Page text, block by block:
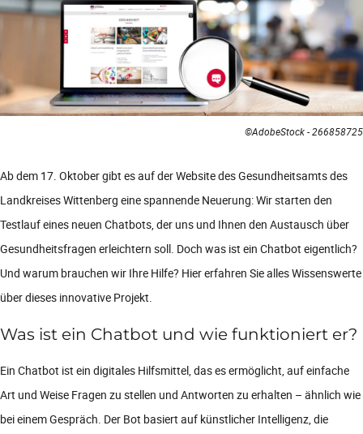
©AdobeStock - 266858725
Ab dem 17. Oktober gibt es auf der Website des Gesundheitsamts des
Landkreises Wittenberg eine spannende Neuerung: Wir starten den
Testlauf eines neuen Chatbots, der uns und Ihnen den Austausch über
Gesundheitsfragen erleichtern soll. Doch was ist ein Chatbot eigentlich?
Und warum brauchen wir Ihre Hilfe? Hier erfahren Sie alles Wissenswerte
über dieses innovative Projekt.
Was ist ein Chatbot und wie funktioniert er?
Ein Chatbot ist ein digitales Hilfsmittel, das es ermöglicht, auf einfache
Art und Weise Fragen zu stellen und Antworten zu erhalten – ähnlich wie
bei einem Gespräch. Der Bot basiert auf künstlicher Intelligenz, die